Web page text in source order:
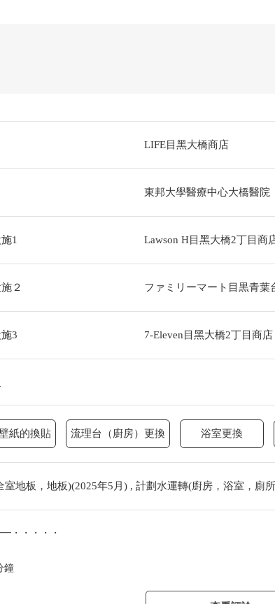
LIFE目黑大橋商店
東邦大學醫療中心大橋醫院
1 Lawson H目黑大橋2丁目商
２ ファミリーマート目黒青葉
3 7-Eleven目黑大橋2丁目商店
紙的換貼 流理台（廚房）更換 浴室更換
室地板，地板)(2025年5月) , 計劃水運轉(廚房，浴室，廁
・・・・
鐘